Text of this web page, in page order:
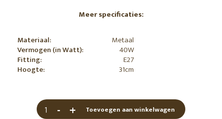
Meer specificaties:
Materiaal:
Metaal
Vermogen (in Watt):
40W
Fitting:
E27
Hoogte:
31cm
+
- Toevoegen aan winkelwagen